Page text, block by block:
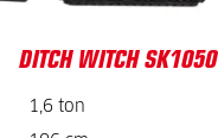
DITCH WITCH SK1050
1,6 ton